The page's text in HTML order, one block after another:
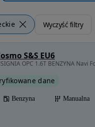
Wyczyść filtry
S&S EU6
OPC 1.6T BENZYNA Navi
dane
Benzyna Manualna